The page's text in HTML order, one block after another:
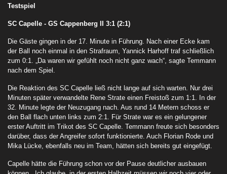
Testspiel
SC Capelle - GS Cappenberg II 3:1 (2:1)
Die Gäste gingen in der 17. Minute in Führung. Nach einer Ecke kam
der Ball noch einmal in den Strafraum, Yannick Harhoff traf schließlich
zum 0:1. „Da waren wir gefühlt noch nicht ganz wach“, sagte Temmann
nach dem Spiel.
Die Reaktion des SC Capelle ließ nicht lange auf sich warten. Nur drei
Minuten später verwandelte Rene Strate einen Freistoß zum 1:1. In der
32. Minute legte der Neuzugang nach. Aus rund 14 Metern schoss er
den Ball flach unten links zum 2:1. Für Strate war es ein gelungener
erster Auftritt im Trikot des SC Capelle. Temmann freute sich besonders
darüber, dass der Angreifer sofort funktionierte. Auch Florian Rode und
Mika Lücke, ebenfalls neu im Team, hätten sich bereits gut eingefügt.
Capelle hätte die Führung schon vor der Pause deutlicher ausbauen